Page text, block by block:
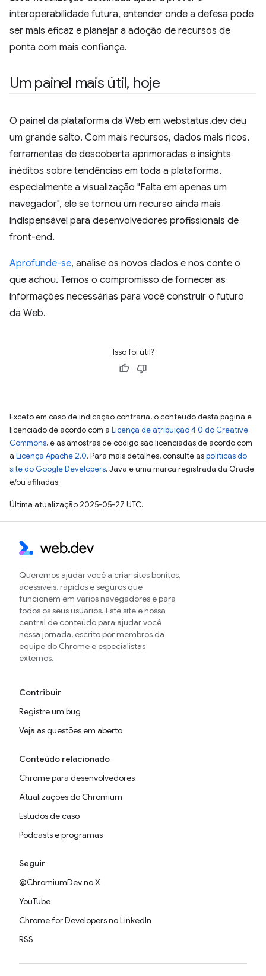
interoperabilidade futura, entender onde a defesa pode
ser mais eficaz e planejar a adoção de recursos de
ponta com mais confiança.
Um painel mais útil, hoje
O painel da plataforma da Web em webstatus.dev deu
um grande salto. Com mais recursos, dados mais ricos,
ferramentas de descoberta aprimoradas e insights
inéditos sobre tendências em toda a plataforma,
especialmente a visualização "Falta em apenas um
navegador", ele se tornou um recurso ainda mais
indispensável para desenvolvedores profissionais de
front-end.
Aprofunde-se, analise os novos dados e nos conte o
que achou. Temos o compromisso de fornecer as
informações necessárias para você construir o futuro
da Web.
Isso foi útil?
Exceto em caso de indicação contrária, o conteúdo desta página é
licenciado de acordo com a Licença de atribuição 4.0 do Creative
Commons, e as amostras de código são licenciadas de acordo com
a Licença Apache 2.0. Para mais detalhes, consulte aspolíticas do
site do Google Developers. Java é uma marca registrada da Oracle
e/ou afiliadas.
Última atualização 2025-05-27 UTC.
Queremos ajudar você a criar sites bonitos,
acessíveis, rápidos e seguros que
funcionem em vários navegadores e para
todos os seus usuários. Este site é nossa
central de conteúdo para ajudar você
nessa jornada, escrito por membros da
equipe do Chrome e especialistas
externos.
Contribuir
Registre um bug
Veja as questões em aberto
Conteúdo relacionado
Chrome para desenvolvedores
Atualizações do Chromium
Estudos de caso
Podcasts e programas
Seguir
@ChromiumDev no X
YouTube
Chrome for Developers no LinkedIn
RSS